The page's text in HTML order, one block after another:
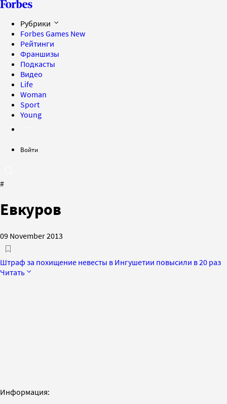
Рубрики
Forbes Games New
Рейтинги
Франшизы
Подкасты
Видео
Life
Woman
Sport
Young
Войти
#
Евкуров
09 November 2013
Штраф за похищение невесты в Ингушетии повысили в 20 раз
Читать
Информация: